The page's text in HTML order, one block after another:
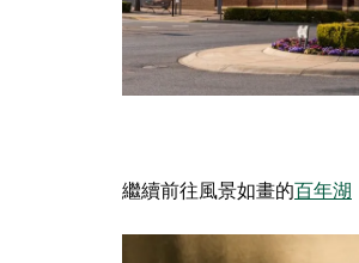
繼續前往風景如畫的百年湖